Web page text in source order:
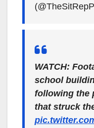
WATCH:
school
following the
that struck